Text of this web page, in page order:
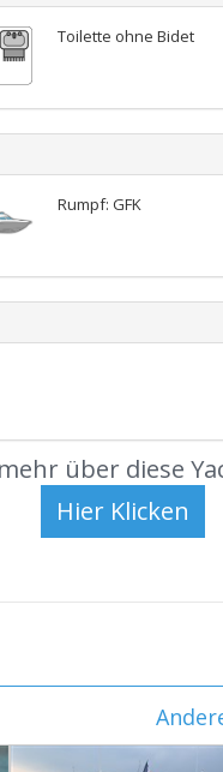
Toilette ohne Bidet
Rumpf: GFK
über diese